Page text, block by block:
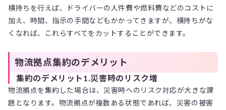
横持ちを行えば、ドライバーの人件費や燃料費などのコストに
加え、時間、指示の手間などもかかってきますが、横持ちがな
くなれば、これらすべてをカットすることができます。
物流拠点集約のデメリット
集約のデメリット1.災害時のリスク増
物流拠点を集約した場合は、災害時へのリスク対応が大きな課
題となります。物流拠点が複数ある状態であれば、災害の被害